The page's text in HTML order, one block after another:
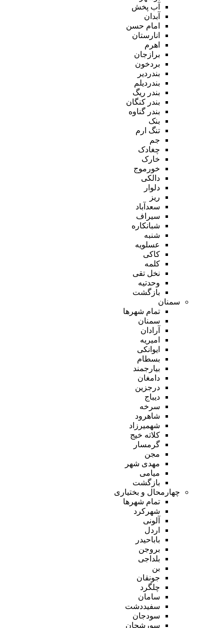
آب پخش
آبدان
امام حسن
انارستان
اهرم
برازجان
بردخون
بندردیر
بندردیلم
بندر ریگ
بندر کنگان
بندر گناوه
بنک
تنگ ارم
جم
چغادک
خارک
خورموج
دالکی
دلوار
ریز
سعدآباد
سیراف
شبانکاره
شنبه
عسلویه
کاکی
کلمه
نخل تقی
وحدتیه
بازگشت
سمنان
تمام شهر‌ها
سمنان
آرادان
امیریه
ایوانکی
بسطام
بیارجمند
دامغان
درجزین
دیباج
سرخه
شاهرود
شهمیرزاد
کلاته خیج
گرمسار
مجن
مهدی شهر
میامی
بازگشت
چهارمحال و بختیاری
تمام شهر‌ها
شهرکرد
آلونی
اردل
باباحیدر
بروجن
بلداجی
بن
جونقان
چلگرد
سامان
سفیددشت
سودجان
سورشجان